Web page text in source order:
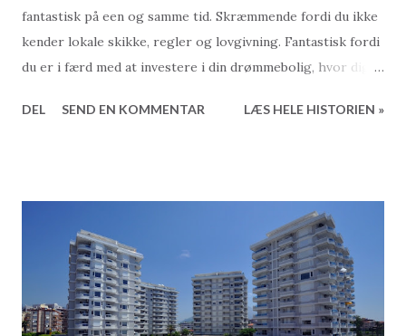
fantastisk på een og samme tid. Skræmmende fordi du ikke
kender lokale skikke, regler og lovgivning. Fantastisk fordi
du er i færd med at investere i din drømmebolig, hvor dig
Men før du sætter din underskrift på kontrakten og tager
ejendomsmægler, som også helst skal tale dansk og kunne
tilbyde dig en handel via deponeringskonti og sikre vilkår.
Dette skal du selvfølgelig stadigvæk, og det er en rigtig
god og vigtig start. Men når du har fundet den helt
rigtige bolig og har fået de vigtigste oplysninger og
DEL SEND EN KOMMENTAR LÆS HELE HISTORIEN »